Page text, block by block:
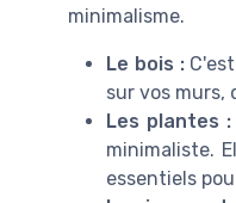
minimalisme.
Le bois :
sur vos murs,
Les plantes :
minimaliste.
essentiels